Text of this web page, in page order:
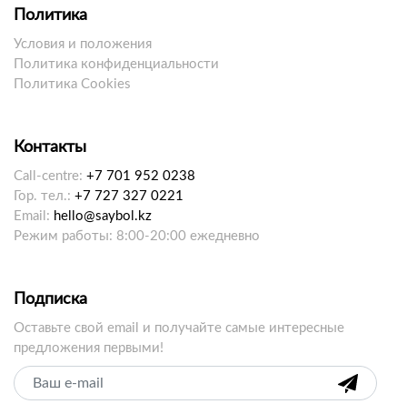
Политика
Условия и положения
Политика конфиденциальности
Политика Cookies
Контакты
Call-centre: +7 701 952 0238
Гор. тел.: +7 727 327 0221
Email: hello@saybol.kz
Режим работы: 8:00-20:00 ежедневно
Подписка
Оставьте свой email и получайте самые интересные
предложения первыми!